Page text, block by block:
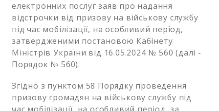
електронних послуг заяв про надання
відстрочки від призову на військову службу
під час мобілізації, на особливий період,
затвердженими постановою Кабінету
Міністрів України від 16.05.2024 № 560 (далі -
Порядок № 560).
Згідно з пунктом 58 Порядку проведення
призову громадян на військову службу під